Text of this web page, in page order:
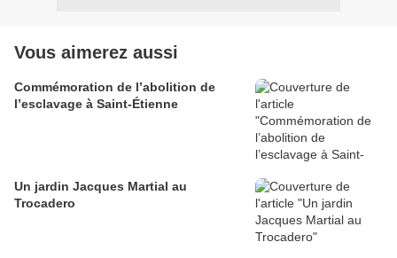
Vous aimerez aussi
Commémoration de l’abolition de
l’esclavage à Saint-Étienne
Un jardin Jacques Martial au
Trocadero